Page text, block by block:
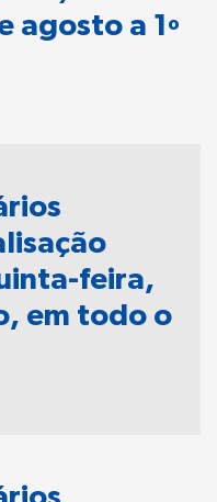
agosto a 1º
feira,
em todo o